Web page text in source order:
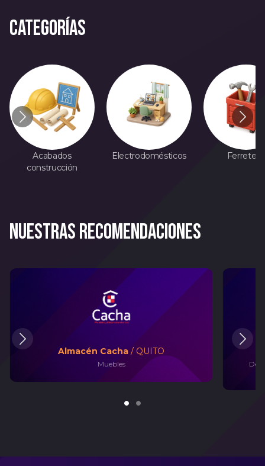
Categorías
Acabados
construcción
Electrodomésticos Ferretería
Nuestras recomendaciones
Almacén Cacha / QUITO
Muebles